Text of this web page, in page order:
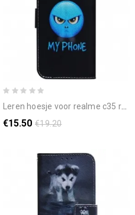
leren hoesje voor realme c35 raak mijn telefoon niet aan
€15.50 €19.20